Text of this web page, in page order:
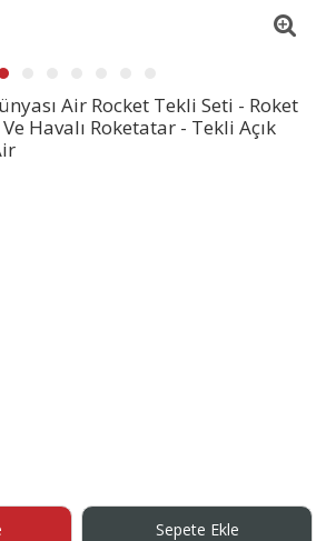
Air Rocket Tekli Seti - Roket
Havalı Roketatar - Tekli Açık
Sepete Ekle